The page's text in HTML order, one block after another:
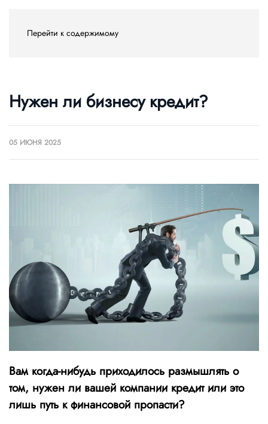
Перейти к содержимому
Нужен ли бизнесу кредит?
05 ИЮНЯ 2025
Вам когда-нибудь приходилось размышлять о
том, нужен ли вашей компании кредит или это
лишь путь к финансовой пропасти?